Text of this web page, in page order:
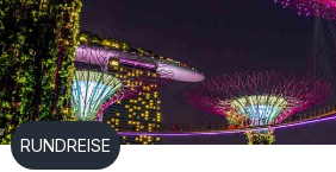
RUNDREISE